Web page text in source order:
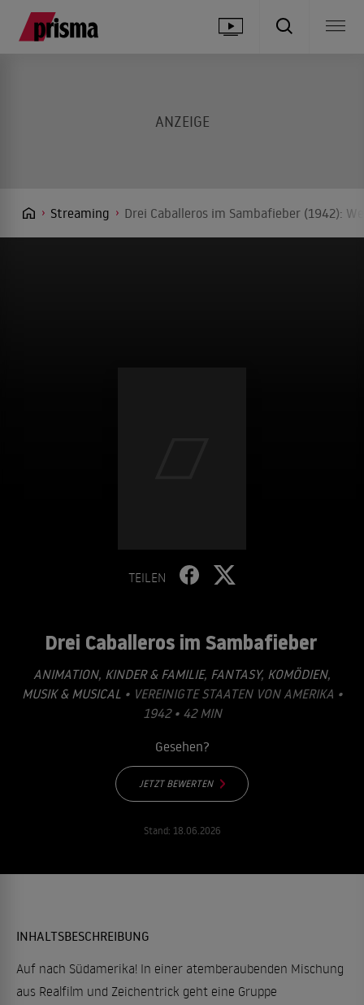
Streaming Drei Caballeros im Sambafieber (1942):
TEILEN
Drei Caballeros im Sambafieber
ANIMATION, KINDER & FAMILIE, FANTASY, KOMÖDIEN,
MUSIK & MUSICAL• VEREINIGTE STAATEN VON AMERIKA •
1942 • 42 MIN
Gesehen?
JETZT BEWERTEN
Stand: 18.06.2026
INHALTSBESCHREIBUNG
Auf nach Südamerika! In einer atemberaubenden Mischung
aus Realfilm und Zeichentrick geht eine Gruppe